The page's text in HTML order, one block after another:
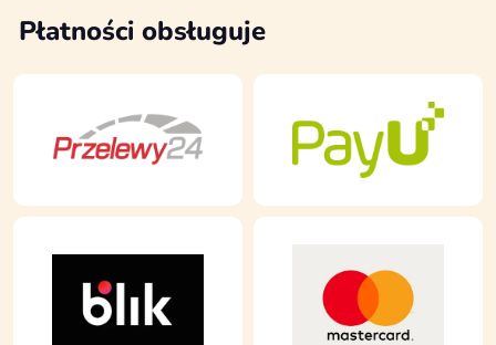
Płatności obsługuje